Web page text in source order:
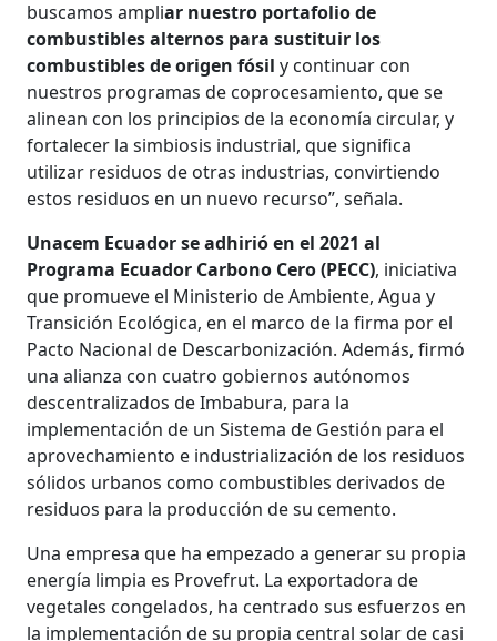
buscamos ampliar nuestro portafolio de
combustibles alternos para sustituir los
combustibles de origen fósily continuar con
nuestros programas de coprocesamiento, que se
alinean con los principios de la economía circular, y
fortalecer la simbiosis industrial, que significa
utilizar residuos de otras industrias, convirtiendo
estos residuos en un nuevo recurso”, señala.
Unacem Ecuador se adhirió en el 2021 al
Programa Ecuador Carbono Cero (PECC), iniciativa
que promueve el Ministerio de Ambiente, Agua y
Transición Ecológica, en el marco de la firma por el
Pacto Nacional de Descarbonización. Además, firmó
una alianza con cuatro gobiernos autónomos
descentralizados de Imbabura, para la
implementación de un Sistema de Gestión para el
aprovechamiento e industrialización de los residuos
sólidos urbanos como combustibles derivados de
residuos para la producción de su cemento.
Una empresa que ha empezado a generar su propia
energía limpia es Provefrut. La exportadora de
vegetales congelados, ha centrado sus esfuerzos en
la implementación de su propia central solar de casi